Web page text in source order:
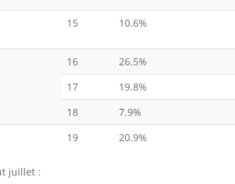
15 10.6%
16
26.5%
17
19.8%
18
7.9%
19 20.9%
juillet :